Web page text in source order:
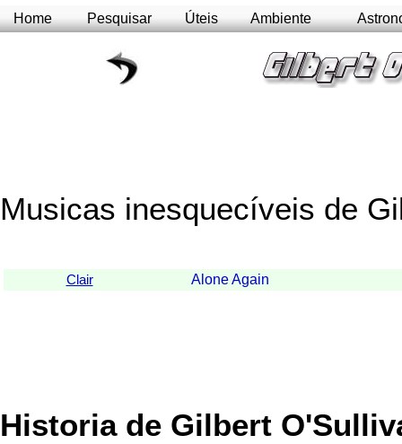
Home Pesquisar Úteis Ambiente
Musicas inesquecíveis de
Clair Alone Again
Historia de Gilbert